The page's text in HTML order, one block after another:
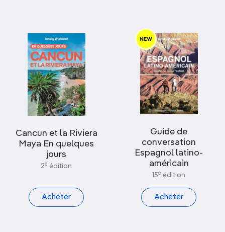
Afficher uniquement les nouveautés
PAR COLLECTION
PAR CONTINENT
Amérique & Amérique du sud
Trier
Cancun et la Riviera
Maya En quelques
jours
2e édition
Acheter
Guide de
conversation
Espagnol latino-
américain
15e édition
Acheter